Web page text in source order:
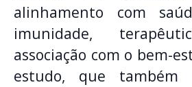
alinhamento com
imunidade,
associação com o bem-
estudo, que